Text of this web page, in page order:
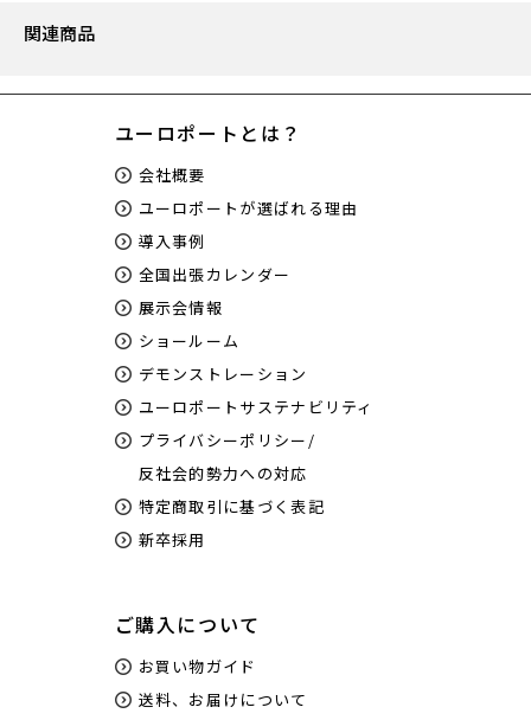
関連商品
ユーロポートとは？
会社概要
ユーロポートが選ばれる理由
導入事例
全国出張カレンダー
展示会情報
ショールーム
デモンストレーション
ユーロポートサステナビリティ
プライバシーポリシー/
反社会的勢力への対応
特定商取引に基づく表記
新卒採用
ご購入について
お買い物ガイド
送料、お届けについて